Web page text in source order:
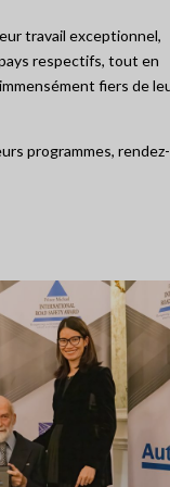
travail exceptionnel,
respectifs, tout en
fiers de
programmes, rendez-